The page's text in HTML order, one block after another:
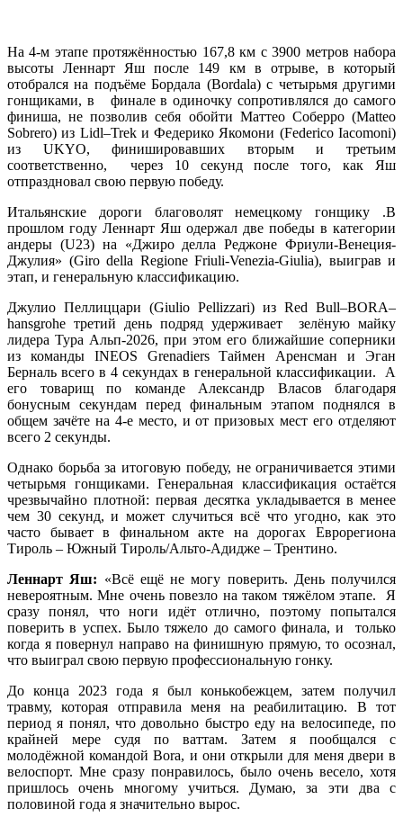
На 4-м этапе протяжённостью 167,8 км с 3900 метров набора
высоты Леннарт Яш после 149 км в отрыве, в который
отобрался на подъёме Бордала (Bordala) с четырьмя другими
гонщиками, в финале в одиночку сопротивлялся до самого
финиша, не позволив себя обойти Маттео Соберро (Matteo
Sobrero) из Lidl–Trek и Федерико Якомони (Federico Iacomoni)
из UKYO, финишировавших вторым и третьим
соответственно, через 10 секунд после того, как Яш
отпраздновал свою первую победу.
Итальянские дороги благоволят немецкому гонщику .В
прошлом году Леннарт Яш одержал две победы в категории
андеры (U23) на «Джиро делла Реджоне Фриули-Венеция-
Джулия» (Giro della Regione Friuli-Venezia-Giulia), выиграв и
этап, и генеральную классификацию.
Джулио Пеллиццари (Giulio Pellizzari) из Red Bull–BORA–
hansgrohe третий день подряд удерживает зелёную майку
лидера Тура Альп-2026, при этом его ближайшие соперники
из команды INEOS Grenadiers Таймен Аренсман и Эган
Берналь всего в 4 секундах в генеральной классификации. А
его товарищ по команде Александр Власов благодаря
бонусным секундам перед финальным этапом поднялся в
общем зачёте на 4-е место, и от призовых мест его отделяют
всего 2 секунды.
Однако борьба за итоговую победу, не ограничивается этими
четырьмя гонщиками. Генеральная классификация остаётся
чрезвычайно плотной: первая десятка укладывается в менее
чем 30 секунд, и может случиться всё что угодно, как это
часто бывает в финальном акте на дорогах Еврорегиона
Тироль – Южный Тироль/Альто-Адидже – Трентино.
Леннарт Яш: «Всё ещё не могу поверить. День получился
невероятным. Мне очень повезло на таком тяжёлом этапе. Я
сразу понял, что ноги идёт отлично, поэтому попытался
поверить в успех. Было тяжело до самого финала, и только
когда я повернул направо на финишную прямую, то осознал,
что выиграл свою первую профессиональную гонку.
До конца 2023 года я был конькобежцем, затем получил
травму, которая отправила меня на реабилитацию. В тот
период я понял, что довольно быстро еду на велосипеде, по
крайней мере судя по ваттам. Затем я пообщался с
молодёжной командой Bora, и они открыли для меня двери в
велоспорт. Мне сразу понравилось, было очень весело, хотя
пришлось очень многому учиться. Думаю, за эти два с
половиной года я значительно вырос.